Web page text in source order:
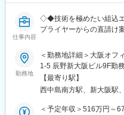
度です。
転職をする必要なく、社
■働く環境：
◎年間休日：123日
◎全社月平均残業時間：
◎定年：65歳（その後も
仕事内容
◇◆技術を極めたい組込
プライヤーからの直請け
■業務内容
完成車メーカーやサプラ
開発をお任せします。ア
ラットフォーム層まで幅
術と車載ドメイン知識の
勤務地
＜勤務地詳細＞大阪オフ
1-5 辰野新大阪ビル9F勤
煙対策：敷地内全面禁煙
ートワーク含む）
【最寄り駅】
西中島南方駅、新大阪駅
＜予定年収＞516万円～